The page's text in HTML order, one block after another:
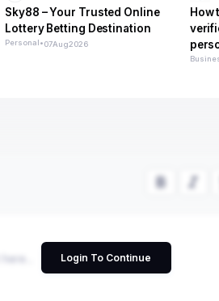
Sky88 – Your Trusted Online
Lottery Betting Destination
Personal•07Aug2026
How
Login To Continue